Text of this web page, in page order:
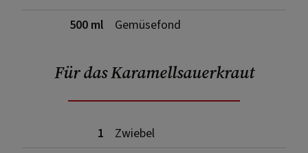
500 ml
Gemüsefond
Für das Karamellsauerkraut
1
Zwiebel